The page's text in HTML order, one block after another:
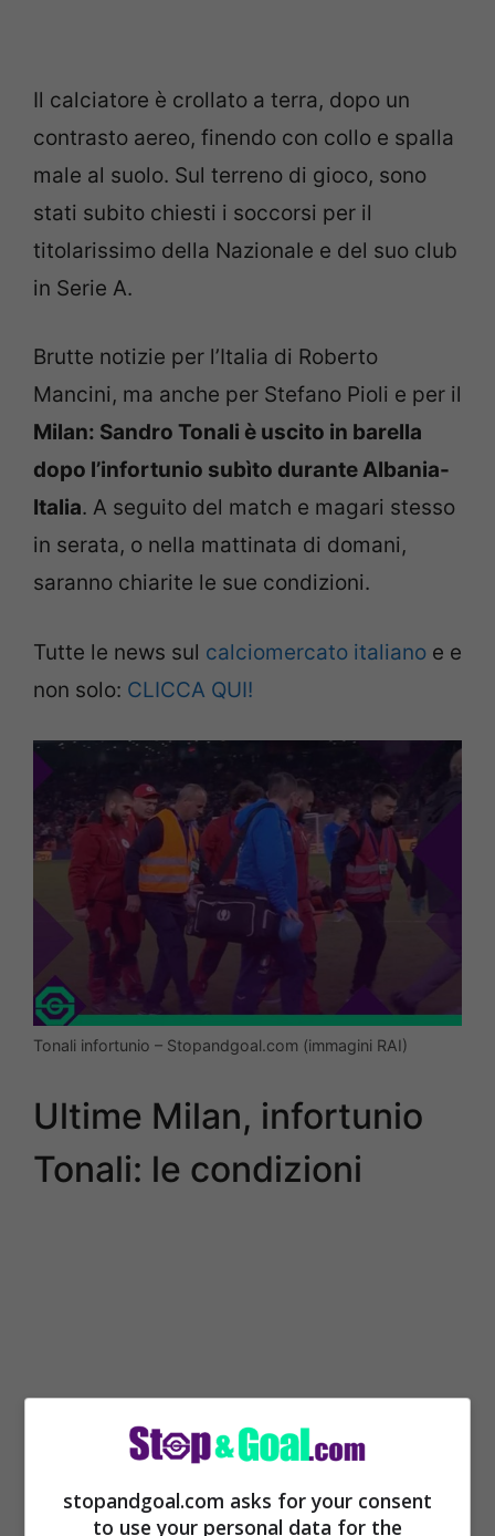
Il calciatore è crollato a terra, dopo un
contrasto aereo, finendo con collo e spalla
male al suolo. Sul terreno di gioco, sono
stati subito chiesti i soccorsi per il
titolarissimo della Nazionale e del suo club
in Serie A.
Brutte notizie per l’Italia di Roberto
Mancini, ma anche per Stefano Pioli e per il
Milan: Sandro Tonali è uscito in barella
dopo l’infortunio subìto durante Albania-
Italia. A seguito del match e magari stesso
in serata, o nella mattinata di domani,
saranno chiarite le sue condizioni.
Tutte le news sul calciomercato italiano e e
non solo: CLICCA QUI!
Tonali infortunio – Stopandgoal.com (immagini RAI)
Ultime Milan, infortunio
Tonali: le condizioni
Le condizioni si chiariranno solo in questi
stopandgoal.com asks for your consent
to use your personal data for the